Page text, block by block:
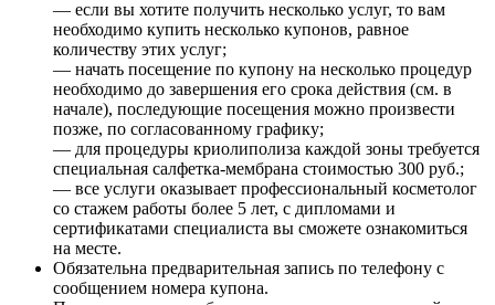
— если вы хотите получить несколько услуг, то вам
необходимо купить несколько купонов, равное
количеству этих услуг;
— начать посещение по купону на несколько процедур
необходимо до завершения его срока действия (см. в
начале), последующие посещения можно произвести
позже, по согласованному графику;
— для процедуры криолиполиза каждой зоны требуется
специальная салфетка-мембрана стоимостью 300 руб.;
— все услуги оказывает профессиональный косметолог
со стажем работы более 5 лет, с дипломами и
сертификатами специалиста вы сможете ознакомиться
на месте.
Обязательна предварительная запись по телефону с
сообщением номера купона.